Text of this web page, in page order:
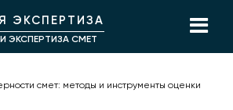
ЭКСПЕРТИЗА
ЭКСПЕРТИЗА СМЕТ
смет: методы и инструменты оценки